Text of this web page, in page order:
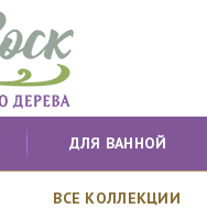
ДЛЯ ВАННОЙ
ВСЕ КОЛЛЕКЦИИ